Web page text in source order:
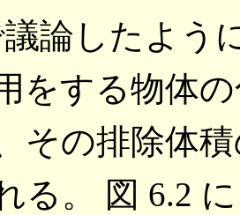
議論したよう
をする物体
その排除体
る。 図 6.2